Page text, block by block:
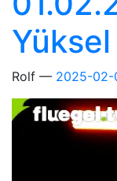
Yüksel
Rolf 2025-02-